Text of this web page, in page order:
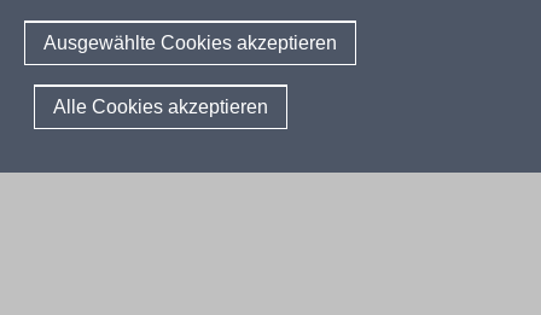
Ausgewählte Cookies akzeptieren
Alle Cookies akzeptieren
Modellprojekte
Informationsschriften
Weiterführende Links
Abkürzungen
Bildungspläne Ausbildungsvorbereitung (Anlage A)
Fachklassen duales System (Anlage A)
Bildungspläne Berufsfachschule (Anlage B)
Bildungspläne Berufsfachschule und Fachoberschule (Anlage C)
Bildungsgang-übergreifende Themen
Unterricht
Gesellschaft
Digitalisierung
© 2026 Berufsbildung
Fußzeile
Impressum Datenschutzerklärung